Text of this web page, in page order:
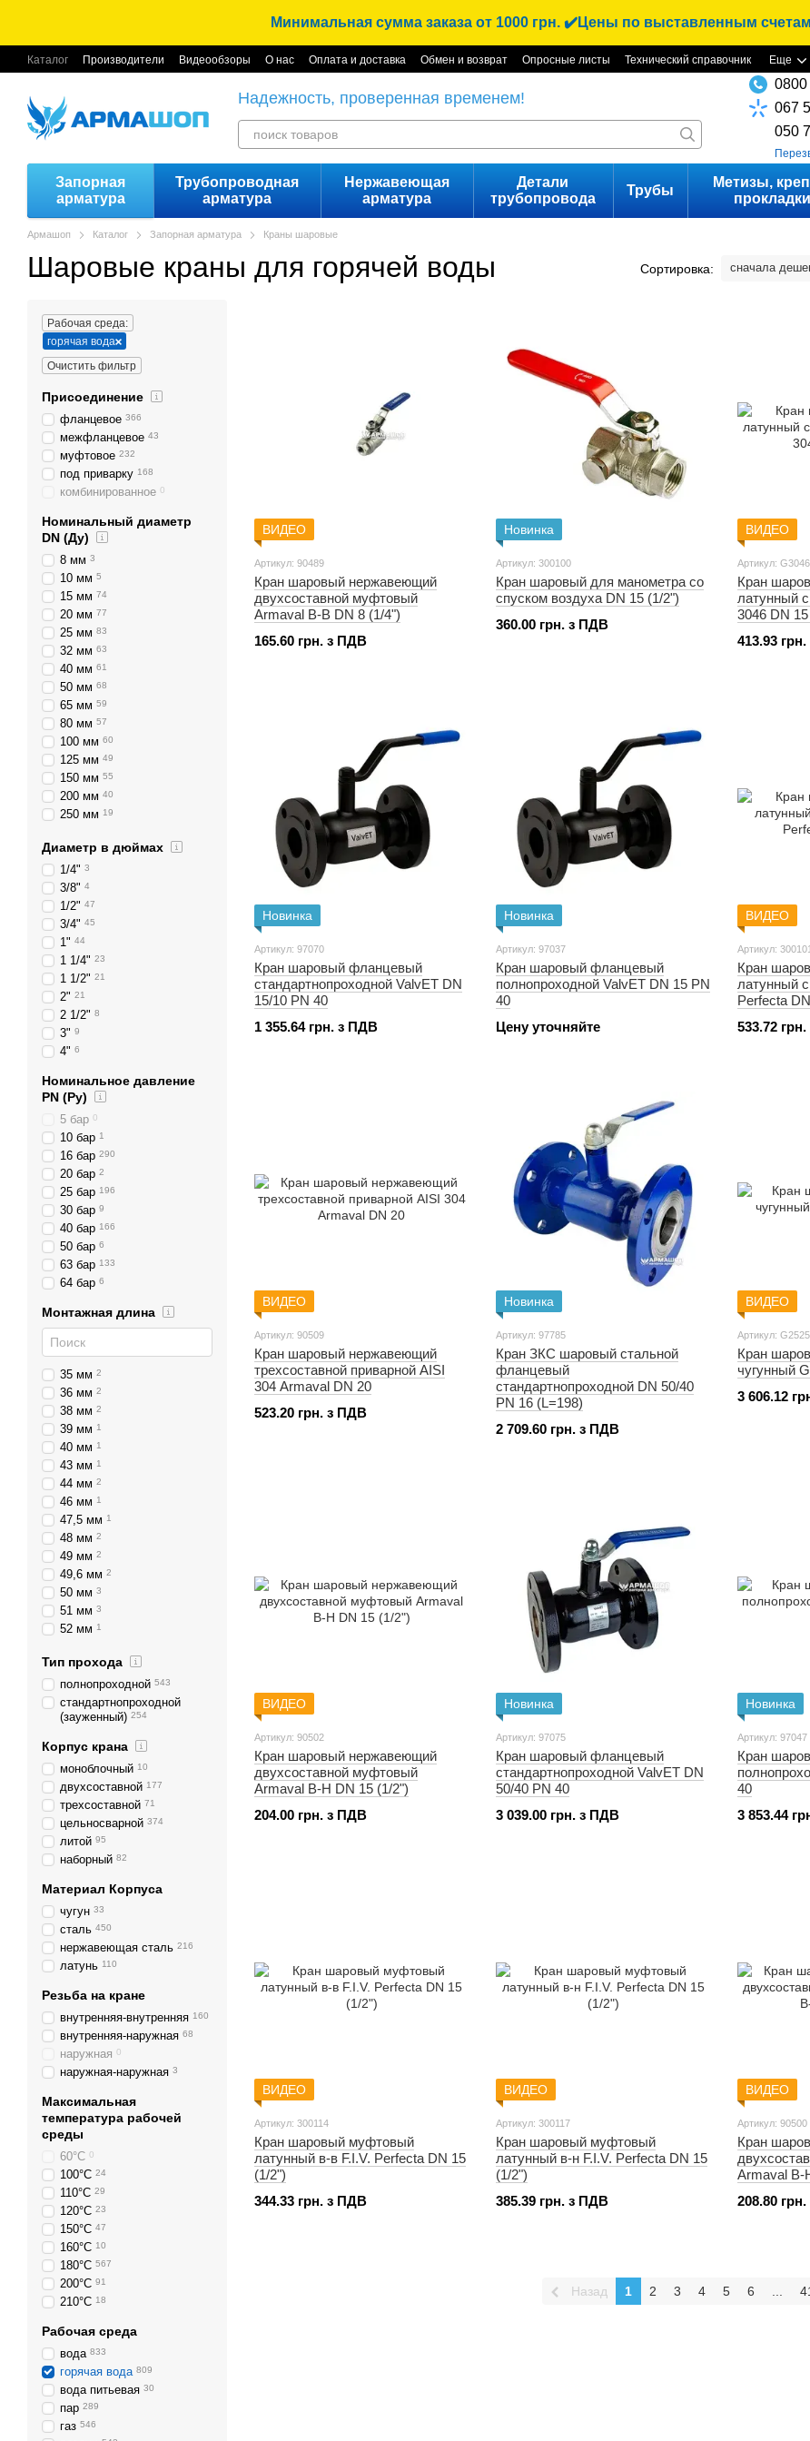
Минимальная сумма заказа от 1000 грн. ✔️Цены по выставленным
Каталог Производители Видеообзоры О нас Оплата и доставка Обмен и возврат Опросные листы Технический справочник Еще
Надежность, проверенная временем!
0800
067
050
Запорная
арматура
Трубопроводная
арматура
Нержавеющая
арматура
Детали
трубопровода
Трубы
Метизы,
прокладки
Армашоп Каталог Запорная арматура Краны шаровые
Шаровые краны для горячей воды Сортировка: сначала
ВИДЕО
Артикул: 90489
Кран шаровый нержавеющий
двухсоставной муфтовый
Armaval В-В DN 8 (1/4")
165.60 грн. з ПДВ
Новинка
Артикул: 300100
Кран шаровый для манометра со
спуском воздуха DN 15 (1/2")
360.00 грн. з ПДВ
ВИДЕО
Артикул:
Кран
латунный
3046 DN
413.93
Новинка
Артикул: 97070
Кран шаровый фланцевый
стандартнопроходной ValvET DN
15/10 PN 40
1 355.64 грн. з ПДВ
Новинка
Артикул: 97037
Кран шаровый фланцевый
полнопроходной ValvET DN 15 PN
40
Цену уточняйте
ВИДЕО
Артикул: 300101
Кран
латунный
Perfecta
533.72
ВИДЕО
Артикул: 90509
Кран шаровый нержавеющий
трехсоставной приварной AISI
304 Armaval DN 20
523.20 грн. з ПДВ
Новинка
Артикул: 97785
Кран ЗКС шаровый стальной
фланцевый
стандартнопроходной DN 50/40
PN 16 (L=198)
2 709.60 грн. з ПДВ
ВИДЕО
Артикул:
Кран
чугунный
3 606.12
ВИДЕО
Артикул: 90502
Кран шаровый нержавеющий
двухсоставной муфтовый
Armaval В-Н DN 15 (1/2")
204.00 грн. з ПДВ
Новинка
Артикул: 97075
Кран шаровый фланцевый
стандартнопроходной ValvET DN
50/40 PN 40
3 039.00 грн. з ПДВ
Новинка
Артикул: 97047
Кран
40
3 853.44
ВИДЕО
Артикул: 300114
Кран шаровый муфтовый
латунный в-в F.I.V. Perfecta DN 15
(1/2")
344.33 грн. з ПДВ
ВИДЕО
Артикул: 300117
Кран шаровый муфтовый
латунный в-н F.I.V. Perfecta DN 15
(1/2")
385.39 грн. з ПДВ
ВИДЕО
Артикул: 90500
Кран
Armaval В-
208.80
Назад 1 2 3 4 5 6
Рабочая среда:
горячая вода
Очистить фильтр
Присоединение
фланцевое 366
межфланцевое 43
муфтовое 232
под приварку 168
комбинированное 0
Номинальный диаметр
DN (Ду)
8 мм 3
10 мм 5
15 мм 74
20 мм 77
25 мм 83
32 мм 63
40 мм 61
50 мм 68
65 мм 59
80 мм 57
100 мм 60
125 мм 49
150 мм 55
200 мм 40
250 мм 19
350 мм 9
400 мм
Диаметр в дюймах
1/4" 3
3/8" 4
1/2" 47
3/4" 45
1" 44
1 1/4" 23
1 1/2" 21
2" 21
2 1/2" 8
3" 9
4" 6
Номинальное давление
PN (Ру)
5 бар 0
10 бар 1
16 бар 290
20 бар 2
25 бар 196
30 бар 9
40 бар 166
50 бар 6
63 бар 133
64 бар 6
Монтажная длина
35 мм 2
36 мм 2
38 мм 2
39 мм 1
40 мм 1
43 мм 1
44 мм 2
46 мм 1
47,5 мм 1
48 мм 2
49 мм 2
49,6 мм 2
50 мм 3
51 мм 3
52 мм 1
54 мм 1
54,5 мм 1
55 мм 2
56 мм 10
59,5 мм 1
60 мм 2
61 мм 2
62 мм 7
63 мм 5
64 мм 4
65 мм 6
68 мм
69 мм
69,5 мм 1
70 мм 8
71 мм
73 мм
74 мм
75 мм
76 мм
77 мм 2
78 мм 4
79 мм
80 мм
81 мм 3
82 мм 3
83 мм 2
84 мм 2
85 мм 1
86 мм 6
87 мм 5
88 мм 5
90 мм 3
91 мм 4
92 мм 1
93 мм 5
94 мм 1
95 мм
Тип прохода
полнопроходной 543
стандартнопроходной
(зауженный) 254
Корпус крана
моноблочный 10
двухсоставной 177
трехсоставной 71
цельносварной 374
литой 95
наборный 82
Материал Корпуса
чугун 33
сталь 450
нержавеющая сталь 216
латунь 110
Резьба на кране
внутренняя-внутренняя 160
внутренняя-наружная 68
наружная 0
наружная-наружная 3
Максимальная
температура рабочей
среды
60°С 0
100°С 24
110°С 29
120°С 23
150°С 47
160°C 10
180°С 567
200°С 91
210°С 18
Рабочая среда
вода 833
горячая вода 809
вода питьевая 30
пар 289
газ 546